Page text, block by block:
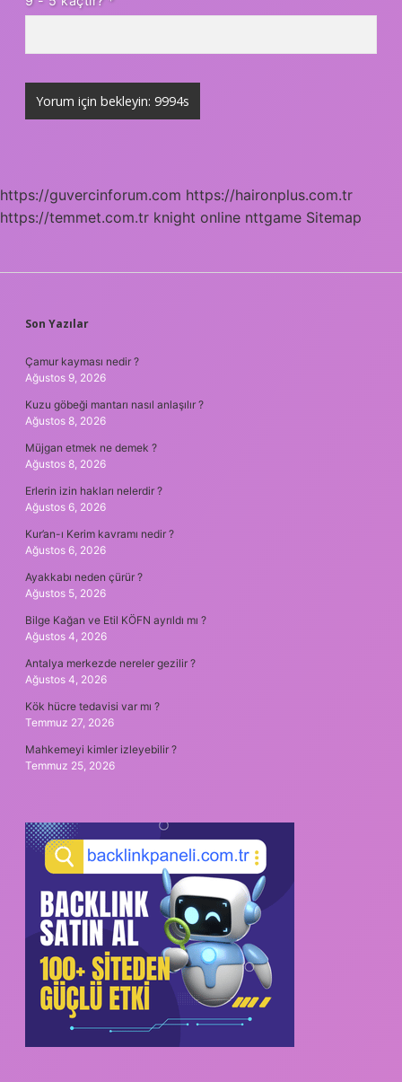
https://guvercinforum.com https://haironplus.com.tr
https://temmet.com.tr knight online nttgame Sitemap
SIDEBAR
Son Yazılar
Çamur kayması nedir ?
Ağustos 9, 2026
Kuzu göbeği mantarı nasıl anlaşılır ?
Ağustos 8, 2026
Müjgan etmek ne demek ?
Ağustos 8, 2026
Erlerin izin hakları nelerdir ?
Ağustos 6, 2026
Kur’an-ı Kerim kavramı nedir ?
Ağustos 6, 2026
Ayakkabı neden çürür ?
Ağustos 5, 2026
Bilge Kağan ve Etil KÖFN ayrıldı mı ?
Ağustos 4, 2026
Antalya merkezde nereler gezilir ?
Ağustos 4, 2026
Kök hücre tedavisi var mı ?
Temmuz 27, 2026
Mahkemeyi kimler izleyebilir ?
Temmuz 25, 2026